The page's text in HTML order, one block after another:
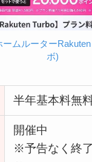
ムルーター
ボ)
半年基本料無
開催中
※予告なく終